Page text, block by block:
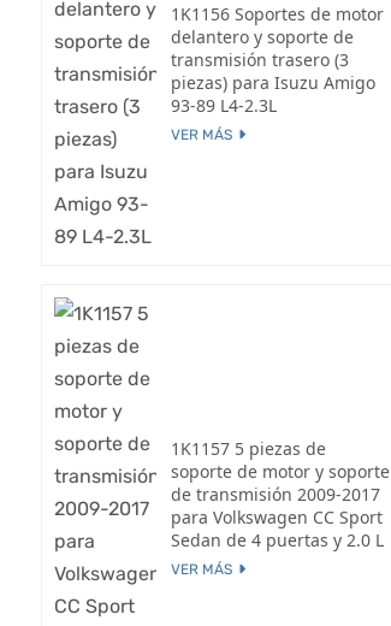
1K1156 Soportes de motor
delantero y soporte de
transmisión trasero (3
piezas) para Isuzu Amigo
93-89 L4-2.3L
VER MÁS
1K1157 5 piezas de
soporte de motor y soporte
de transmisión 2009-2017
para Volkswagen CC Sport
Sedan de 4 puertas y 2.0 L
VER MÁS